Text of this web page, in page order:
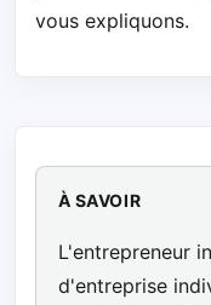
vous expliquons.
À SAVOIR
L'entrepreneur
d'entreprise